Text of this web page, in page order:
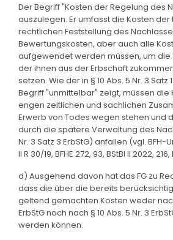
Der Begriff "Kosten der Regelung des
auszulegen. Er umfasst die Kosten
rechtlichen Feststellung des
Bewertungskosten, aber auch alle
aufgewendet werden müssen, um die
der ihnen aus der Erbschaft
setzen. Wie der in § 10 Abs. 5 Nr. 3 Satz
Begriff "unmittelbar" zeigt, müssen die
engen zeitlichen und sachlichen
Erwerb von Todes wegen stehen und
durch die spätere Verwaltung des
Nr. 3 Satz 3 ErbStG) anfallen (vgl. BFH-
II R 30/19, BFHE 272, 93, BStBl II 2022, 216,
d) Ausgehend davon hat das FG zu
dass die über die bereits
geltend gemachten Kosten weder nach
ErbStG noch nach § 10 Abs. 5 Nr. 3
werden können.